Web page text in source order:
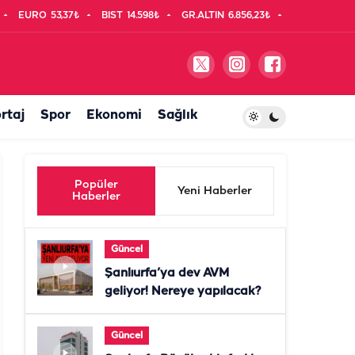
EURO 53,37₺ BIST 14.598₺ GR.ALTIN 6.856,23₺
Spor Ekonomi Sağlık
Popüler
Haberler
Yeni Haberler
Güncel
Şanlıurfa’ya dev AVM
geliyor! Nereye yapılacak?
Güncel